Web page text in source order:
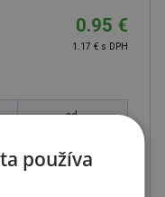
0.95 €
1.17 € s DPH
od
0.85 €
používa